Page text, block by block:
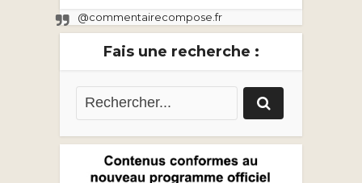
@commentairecompose.fr
Fais une recherche :